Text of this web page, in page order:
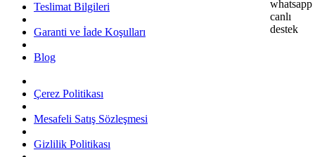
Teslimat Bilgileri
Garanti ve İade Koşulları
Blog
Çerez Politikası
Mesafeli Satış Sözleşmesi
Gizlilik Politikası